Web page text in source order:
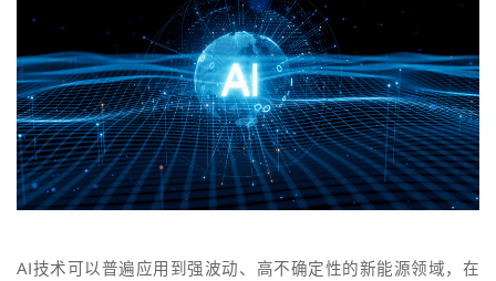
AI技术可以普遍应用到强波动、高不确定性的新能源领域，在